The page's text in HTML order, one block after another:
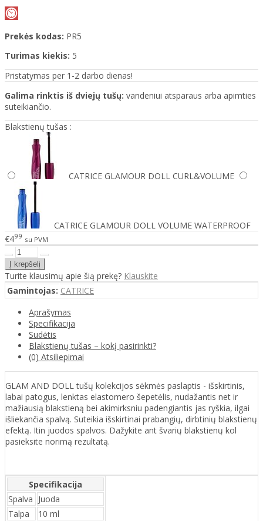
Prekės kodas: PR5
Turimas kiekis: 5
Pristatymas per 1-2 darbo dienas!
Galima rinktis iš dviejų tušų: vandeniui atsparaus arba apimties
suteikiančio.
Blakstienų tušas :
CATRICE GLAMOUR DOLL CURL&VOLUME
CATRICE GLAMOUR DOLL VOLUME WATERPROOF
€499 su PVM
Turite klausimų apie šią prekę? Klauskite
Gamintojas: CATRICE
Aprašymas
Specifikacija
Sudėtis
Blakstienų tušas – kokį pasirinkti?
(0) Atsiliepimai
GLAM AND DOLL tušų kolekcijos sėkmės paslaptis - išskirtinis,
labai patogus, lenktas elastomero šepetėlis, nudažantis net ir
mažiausią blakstieną bei akimirksniu padengiantis jas ryškia, ilgai
išliekančia spalvą. Suteikia išskirtinai prabangių, dirbtinių blakstienų
efektą. Itin juodos spalvos. Dažykite ant švarių blakstienų kol
pasieksite norimą rezultatą.
Specifikacija
Spalva Juoda
Talpa
10 ml